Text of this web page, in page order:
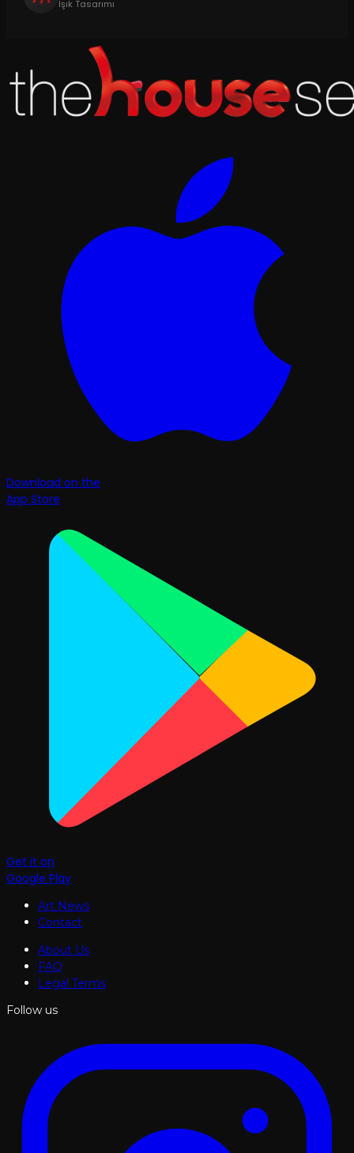
Işık Tasarımı
Download on the
App Store
Get it on
Google Play
Art News
Contact
About Us
FAQ
Legal Terms
Follow us